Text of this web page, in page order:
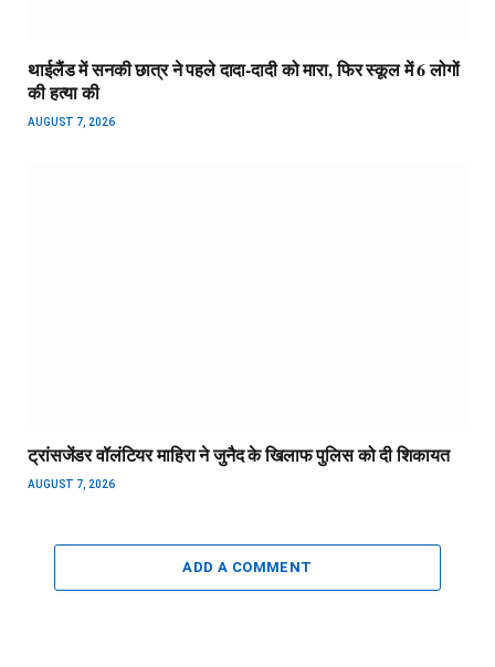
थाईलैंड में सनकी छात्र ने पहले दादा-दादी को मारा, फिर स्कूल में 6 लोगों
की हत्या की
AUGUST 7, 2026
ट्रांसजेंडर वॉलंटियर माहिरा ने जुनैद के खिलाफ पुलिस को दी शिकायत
AUGUST 7, 2026
ADD A COMMENT